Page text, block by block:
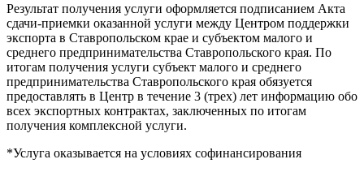
Результат получения услуги оформляется подписанием Акта
сдачи-приемки оказанной услуги между Центром поддержки
экспорта в Ставропольском крае и субъектом малого и
среднего предпринимательства Ставропольского края. По
итогам получения услуги субъект малого и среднего
предпринимательства Ставропольского края обязуется
предоставлять в Центр в течение 3 (трех) лет информацию обо
всех экспортных контрактах, заключенных по итогам
получения комплексной услуги.
*Услуга оказывается на условиях софинансирования